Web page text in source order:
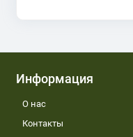
Информация
О нас
Контакты